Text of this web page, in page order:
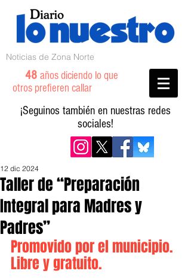
Noticias de Zona Norte
48 años diciendo lo que
otros prefieren callar
¡Seguinos también en nuestras redes
sociales!
Taller de “Preparación
Integral para Madres y
Padres”
12 dic 2024
Promovido por el municipio.
Libre y gratuito.